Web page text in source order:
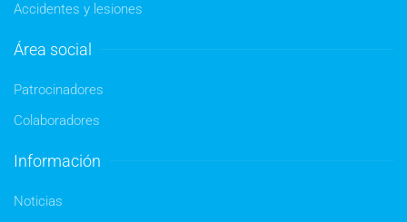
Accidentes y lesiones
Área social
Patrocinadores
Colaboradores
Información
Noticias